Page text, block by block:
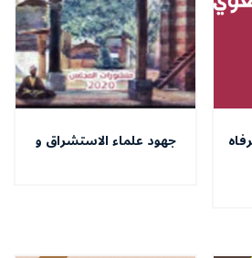
جهود علماء الاستشراق و